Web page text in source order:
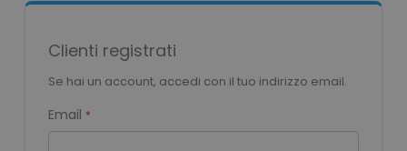
Clienti registrati
Se hai un account, accedi con il tuo indirizzo email.
Email